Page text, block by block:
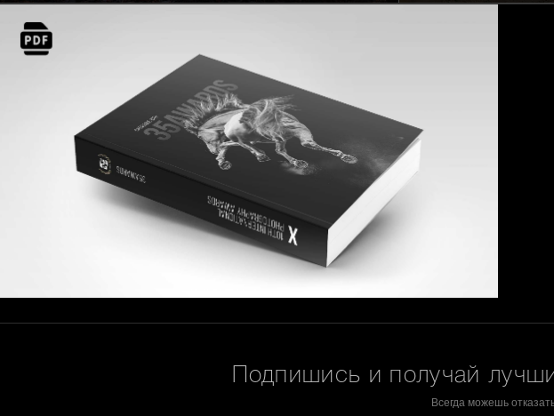
Подпишись и получай
Всегда можешь